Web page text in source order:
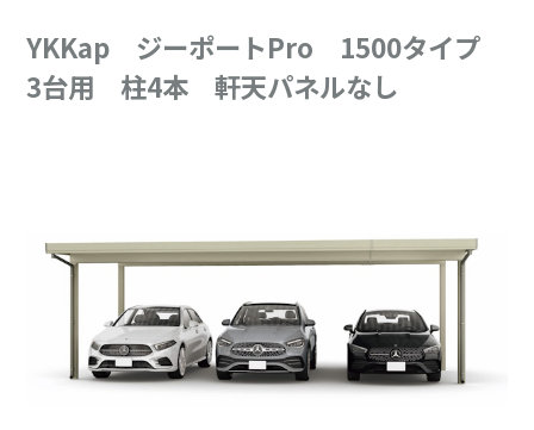
YKKap ジーポートPro 1500タイプ
3台用 柱4本 軒天パネルなし